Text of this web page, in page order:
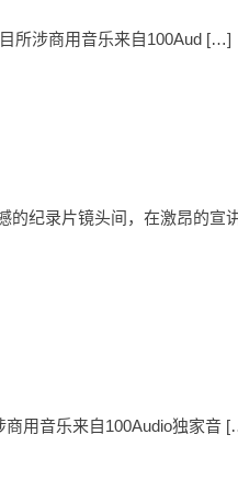
所涉商用音乐来自100Aud […]
的纪录片镜头间，在激昂的宣
商用音乐来自100Audio独家音